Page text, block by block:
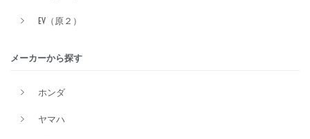
EV（原２）
メーカーから探す
ホンダ
ヤマハ